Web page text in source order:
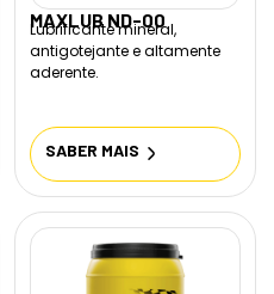
MAXLUB ND-00
Lubrificante mineral,
antigotejante e altamente
aderente.
SABER MAIS